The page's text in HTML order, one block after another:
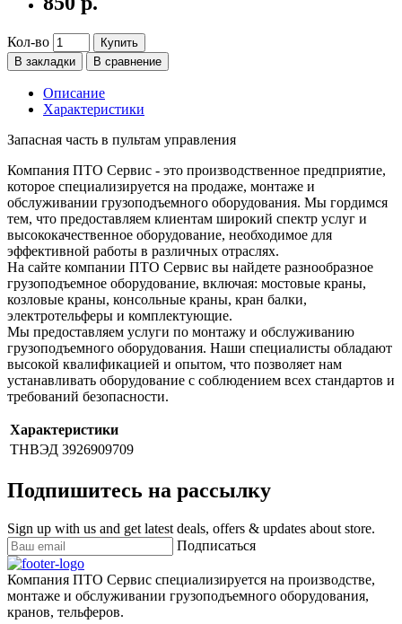
Кол-во
Купить
В закладки
В сравнение
Описание
Характеристики
Запасная часть в пультам управления
Компания ПТО Сервис - это производственное предприятие,
которое специализируется на продаже, монтаже и
обслуживании грузоподъемного оборудования. Мы гордимся
тем, что предоставляем клиентам широкий спектр услуг и
высококачественное оборудование, необходимое для
эффективной работы в различных отраслях.
На сайте компании ПТО Сервис вы найдете разнообразное
грузоподъемное оборудование, включая: мостовые краны,
козловые краны, консольные краны, кран балки,
электротельферы и комплектующие.
Мы предоставляем услуги по монтажу и обслуживанию
грузоподъемного оборудования. Наши специалисты обладают
высокой квалификацией и опытом, что позволяет нам
устанавливать оборудование с соблюдением всех стандартов и
требований безопасности.
Характеристики
ТНВЭД 3926909709
Подпишитесь на рассылку
Sign up with us and get latest deals, offers & updates about store.
Подписаться
Компания ПТО Сервис специализируется на производстве,
монтаже и обслуживании грузоподъемного оборудования,
кранов, тельферов.